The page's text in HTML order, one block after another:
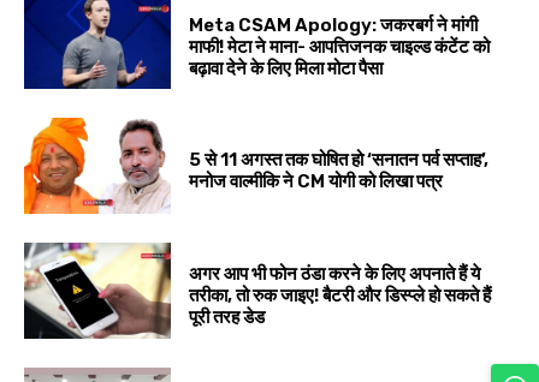
Meta CSAM Apology: जकरबर्ग ने मांगी
माफी! मेटा ने माना- आपत्तिजनक चाइल्ड कंटेंट को
बढ़ावा देने के लिए मिला मोटा पैसा
5 से 11 अगस्त तक घोषित हो ‘सनातन पर्व सप्ताह’,
मनोज वाल्मीकि ने CM योगी को लिखा पत्र
अगर आप भी फोन ठंडा करने के लिए अपनाते हैं ये
तरीका, तो रुक जाइए! बैटरी और डिस्प्ले हो सकते हैं
पूरी तरह डेड